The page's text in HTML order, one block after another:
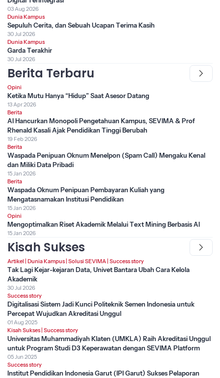
03 Aug 2026
Dunia Kampus
Sepuluh Cerita, dan Sebuah Ucapan Terima Kasih
30 Jul 2026
Dunia Kampus
Garda Terakhir
30 Jul 2026
Berita Terbaru
Opini
Ketika Mutu Hanya “Hidup” Saat Asesor Datang
13 Apr 2026
Berita
AI Hancurkan Monopoli Pengetahuan Kampus, SEVIMA & Prof
Rhenald Kasali Ajak Pendidikan Tinggi Berubah
19 Feb 2026
Berita
Waspada Penipuan Oknum Menelpon (Spam Call) Mengaku Kenal
dan Miliki Data Pribadi
15 Jan 2026
Berita
Waspada Oknum Penipuan Pembayaran Kuliah yang
Mengatasnamakan Institusi Pendidikan
15 Jan 2026
Opini
Mengoptimalkan Riset Akademik Melalui Text Mining Berbasis AI
15 Jan 2026
Kisah Sukses
Artikel Dunia Kampus Solusi SEVIMA Success story
Tak Lagi Kejar-kejaran Data, Univet Bantara Ubah Cara Kelola
Akademik
30 Jul 2026
Success story
Digitalisasi Sistem Jadi Kunci Politeknik Semen Indonesia untuk
Percepat Wujudkan Akreditasi Unggul
01 Aug 2025
Kisah Sukses Success story
Universitas Muhammadiyah Klaten (UMKLA) Raih Akreditasi Unggul
untuk Program Studi D3 Keperawatan dengan SEVIMA Platform
05 Jun 2025
Success story
Institut Pendidikan Indonesia Garut (IPI Garut) Sukses Pelaporan